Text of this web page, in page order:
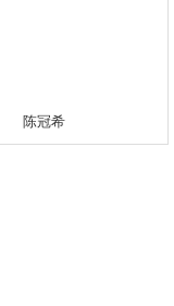
陈冠希